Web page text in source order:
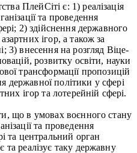
ПлейСіті є: 1) реалізація
та проведення
2) здійснення державного
ігор, а також за
3) внесення на розгляд Віце-
розвитку освіти, науки
трансформації пропозицій
державної політики у сфері
ігор та лотерейній сфері.
що в умовах воєнного стану
та проведення
та центральний орган
реалізує таку державну